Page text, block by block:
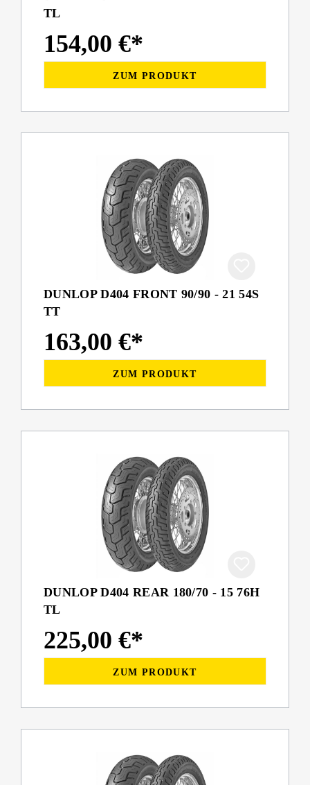
TL
154,00 €*
ZUM PRODUKT
DUNLOP D404 FRONT 90/90 - 21 54S
TT
163,00 €*
ZUM PRODUKT
DUNLOP D404 REAR 180/70 - 15 76H
TL
225,00 €*
ZUM PRODUKT